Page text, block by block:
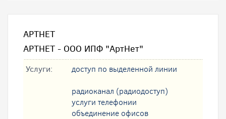
АРТНЕТ
АРТНЕТ - OOO ИПФ "АртНет"
Услуги: доступ по выделенной линии
радиоканал (радиодоступ)
услуги телефонии
oбъединение офисов